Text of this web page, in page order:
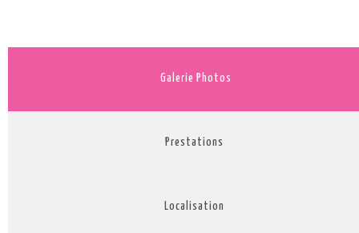
Galerie Photos
Prestations
Localisation